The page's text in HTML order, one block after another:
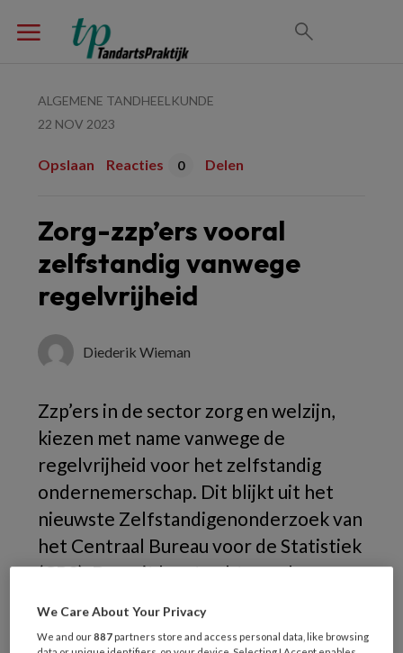
ALGEMENE TANDHEELKUNDE
22 NOV 2023
Opslaan Reacties 0 Delen
Zorg-zzp’ers vooral
zelfstandig vanwege
regelvrijheid
Diederik Wieman
Zzp’ers in de sector zorg en welzijn,
kiezen met name vanwege de
regelvrijheid voor het zelfstandig
ondernemerschap. Dit blijkt uit het
nieuwste Zelfstandigenonderzoek van
het Centraal Bureau voor de Statistiek
(CBS). Daaruit komt echter ook naar
loondienst zou zijn.
We Care About Your Privacy
We and our887 partners store and access personal data, like browsing